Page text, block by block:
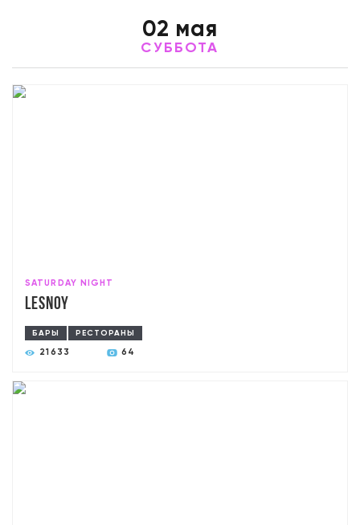
02 мая
СУББОТА
SATURDAY NIGHT
Lesnoy
БАРЫ РЕСТОРАНЫ
21633 64